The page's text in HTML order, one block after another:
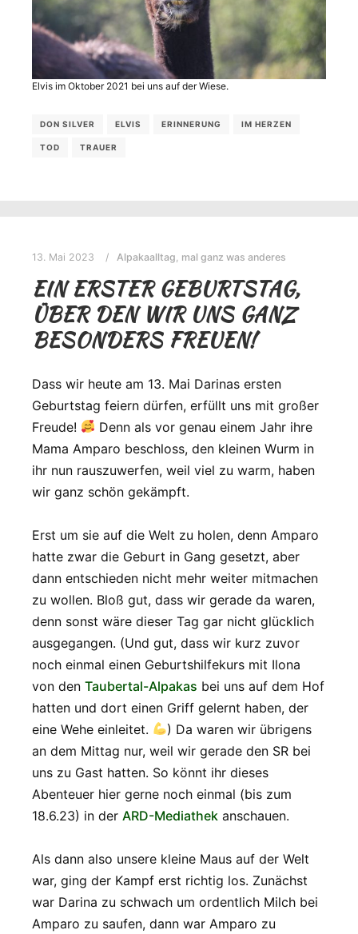
Elvis im Oktober 2021 bei uns auf der Wiese.
DON SILVER ELVIS ERINNERUNG IM HERZEN
TOD TRAUER
13. Mai 2023 Alpakaalltag, mal ganz was anderes
EIN ERSTER GEBURTSTAG,
ÜBER DEN WIR UNS GANZ
BESONDERS FREUEN!
Dass wir heute am 13. Mai Darinas ersten
Geburtstag feiern dürfen, erfüllt uns mit großer
Freude!
Denn als vor genau einem Jahr ihre
Mama Amparo beschloss, den kleinen Wurm in
ihr nun rauszuwerfen, weil viel zu warm, haben
wir ganz schön gekämpft.
Erst um sie auf die Welt zu holen, denn Amparo
hatte zwar die Geburt in Gang gesetzt, aber
dann entschieden nicht mehr weiter mitmachen
zu wollen. Bloß gut, dass wir gerade da waren,
denn sonst wäre dieser Tag gar nicht glücklich
ausgegangen. (Und gut, dass wir kurz zuvor
noch einmal einen Geburtshilfekurs mit Ilona
von den Taubertal-Alpakas bei uns auf dem Hof
hatten und dort einen Griff gelernt haben, der
eine Wehe einleitet.
) Da waren wir übrigens
an dem Mittag nur, weil wir gerade den SR bei
uns zu Gast hatten. So könnt ihr dieses
Abenteuer hier gerne noch einmal (bis zum
18.6.23) in der ARD-Mediathek anschauen.
Als dann also unsere kleine Maus auf der Welt
war, ging der Kampf erst richtig los. Zunächst
war Darina zu schwach um ordentlich Milch bei
Amparo zu saufen, dann war Amparo zu